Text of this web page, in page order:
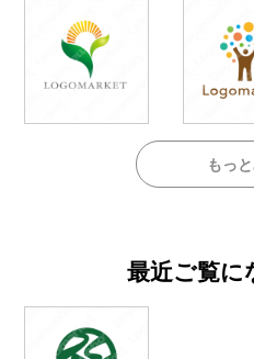
もっ
最近ご覧に